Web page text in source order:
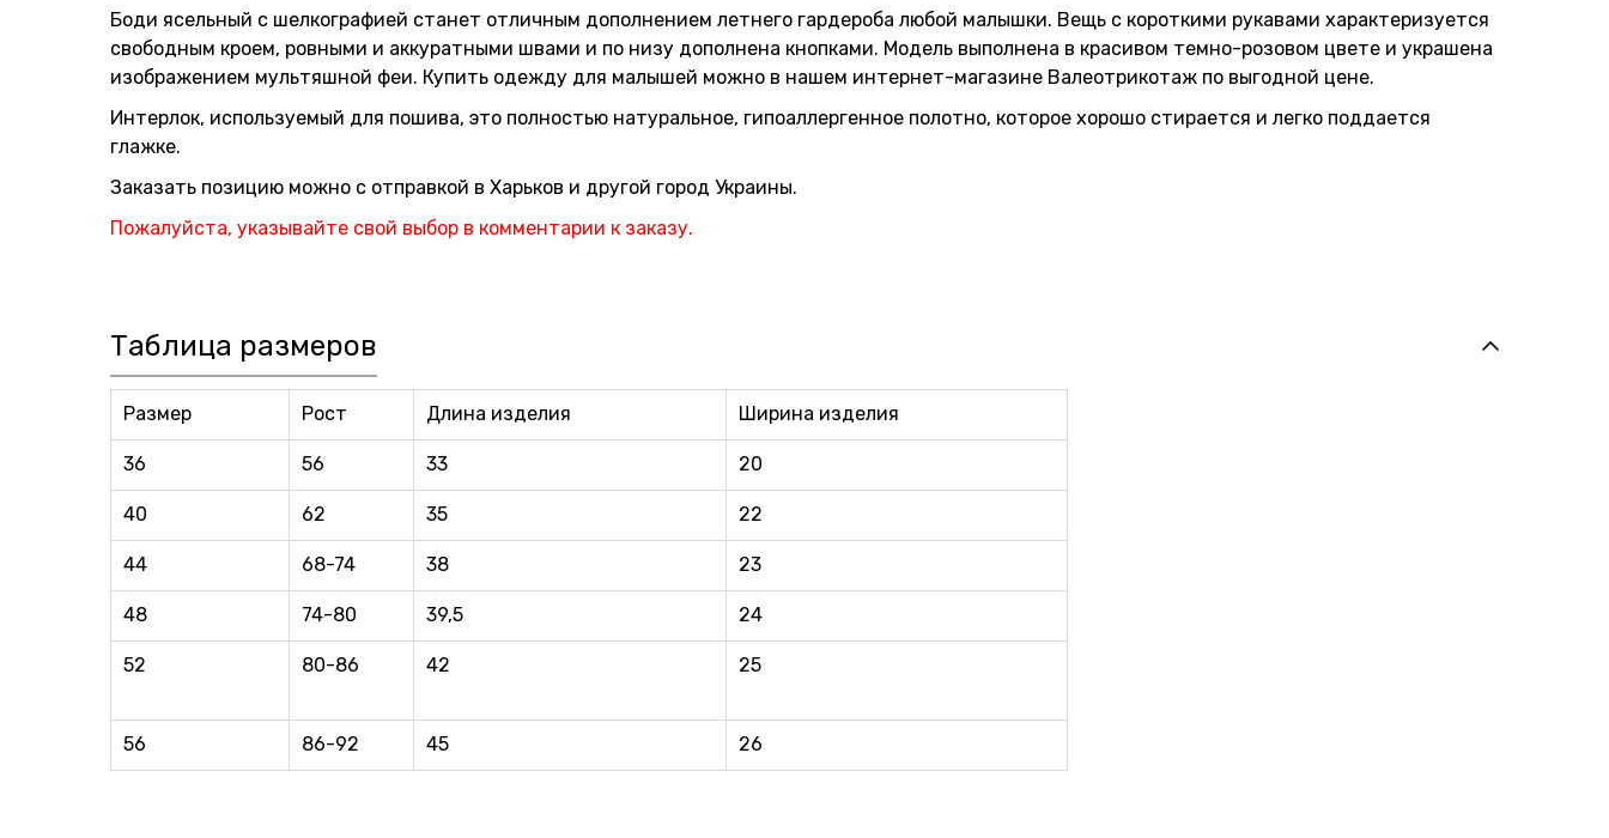
Боди ясельный с шелкографией станет отличным дополнением летнего гардероба любой малышки. Вещь с короткими рукавами характеризуется
свободным кроем, ровными и аккуратными швами и по низу дополнена кнопками. Модель выполнена в красивом темно-розовом цвете и украшена
изображением мультяшной феи. Купить одежду для малышей можно в нашем интернет-магазине Валеотрикотаж по выгодной цене.
Интерлок, используемый для пошива, это полностью натуральное, гипоаллергенное полотно, которое хорошо стирается и легко поддается
глажке.
Заказать позицию можно с отправкой в Харьков и другой город Украины.
Пожалуйста, указывайте свой выбор в комментарии к заказу.
Таблица размеров
Размер Рост Длина изделия Ширина изделия
36 56 33 20
40 62 35 22
44 68-74 38 23
48 74-80 39,5 24
52 80-86 42 25
56 86-92 45 26